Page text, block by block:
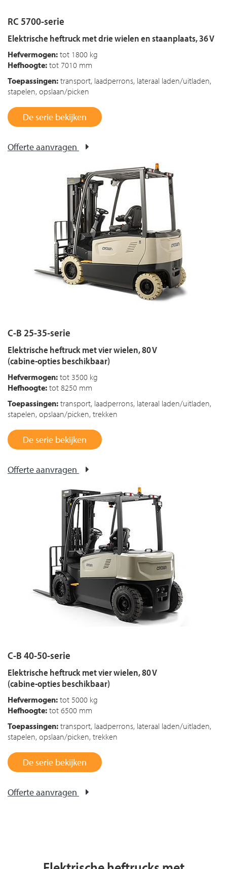
RC 5700-serie
Elektrische heftruck met drie wielen en staanplaats, 36 V
Hefvermogen: tot 1800 kg
Hefhoogte: tot 7010 mm
Toepassingen: transport, laadperrons, lateraal laden/uitladen,
stapelen, opslaan/picken
De serie bekijken
Offerte aanvragen
C-B 25-35-serie
Elektrische heftruck met vier wielen, 80 V
(cabine-opties beschikbaar)
Hefvermogen: tot 3500 kg
Hefhoogte: tot 8250 mm
Toepassingen: transport, laadperrons, lateraal laden/uitladen,
stapelen, opslaan/picken, trekken
De serie bekijken
Offerte aanvragen
C-B 40-50-serie
Elektrische heftruck met vier wielen, 80 V
(cabine-opties beschikbaar)
Hefvermogen: tot 5000 kg
Hefhoogte: tot 6500 mm
Toepassingen: transport, laadperrons, lateraal laden/uitladen,
stapelen, opslaan/picken, trekken
De serie bekijken
Offerte aanvragen